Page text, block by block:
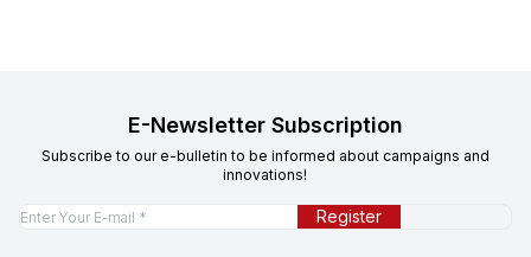
E-Newsletter Subscription
Subscribe to our e-bulletin to be informed about campaigns and
innovations!
Register